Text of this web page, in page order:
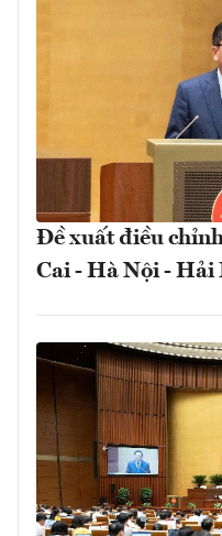
Đề xuất điều
Cai - Hà Nội - Hải